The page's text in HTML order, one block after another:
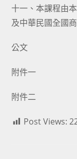
十一、本課程由
及中華民國全國
公文
附件一
附件二
Post Views: